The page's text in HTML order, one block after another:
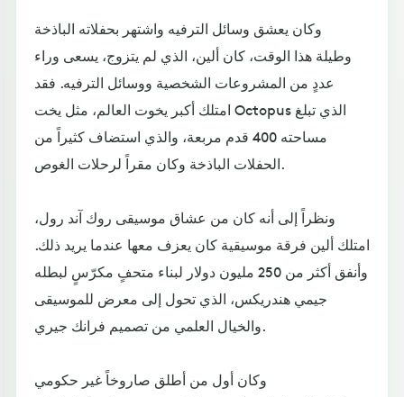
وكان يعشق وسائل الترفيه واشتهر بحفلاته الباذخة
وطيلة هذا الوقت، كان ألين، الذي لم يتزوج، يسعى وراء
عددٍ من المشروعات الشخصية ووسائل الترفيه. فقد
امتلك أكبر يخوت العالم، مثل يخت Octopus الذي تبلغ
مساحته 400 قدم مربعة، والذي استضاف كثيراً من
الحفلات الباذخة وكان مقراً لرحلات الغوص.
ونظراً إلى أنه كان من عشاق موسيقى روك آند رول،
امتلك ألين فرقة موسيقية كان يعزف معها عندما يريد ذلك.
وأنفق أكثر من 250 مليون دولار لبناء متحفٍ مكرّسٍ لبطله
جيمي هندريكس، الذي تحول إلى معرض للموسيقى
والخيال العلمي من تصميم فرانك جيري.
وكان أول من أطلق صاروخاً غير حكومي